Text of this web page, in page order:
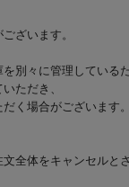
ざいます。
別々に管理しているた
ただき、
く場合がございます。
全体をキャンセルと